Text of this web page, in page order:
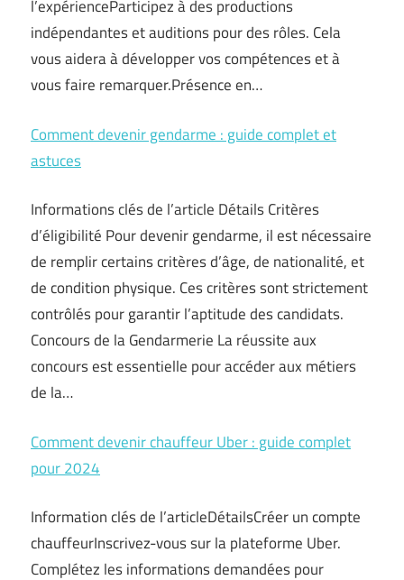
l’expérienceParticipez à des productions
indépendantes et auditions pour des rôles. Cela
vous aidera à développer vos compétences et à
vous faire remarquer.Présence en…
Comment devenir gendarme : guide complet et
astuces
Informations clés de l’article Détails Critères
d’éligibilité Pour devenir gendarme, il est nécessaire
de remplir certains critères d’âge, de nationalité, et
de condition physique. Ces critères sont strictement
contrôlés pour garantir l’aptitude des candidats.
Concours de la Gendarmerie La réussite aux
concours est essentielle pour accéder aux métiers
de la…
Comment devenir chauffeur Uber : guide complet
pour 2024
Information clés de l’articleDétailsCréer un compte
chauffeurInscrivez-vous sur la plateforme Uber.
Complétez les informations demandées pour